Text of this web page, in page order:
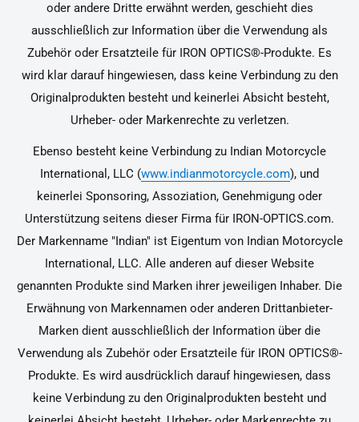
oder andere Dritte erwähnt werden, geschieht dies
ausschließlich zur Information über die Verwendung als
Zubehör oder Ersatzteile für IRON OPTICS®-Produkte. Es
wird klar darauf hingewiesen, dass keine Verbindung zu den
Originalprodukten besteht und keinerlei Absicht besteht,
Urheber- oder Markenrechte zu verletzen.
Ebenso besteht keine Verbindung zu Indian Motorcycle
International, LLC (www.indianmotorcycle.com), und
keinerlei Sponsoring, Assoziation, Genehmigung oder
Unterstützung seitens dieser Firma für IRON-OPTICS.com.
Der Markenname "Indian" ist Eigentum von Indian Motorcycle
International, LLC. Alle anderen auf dieser Website
genannten Produkte sind Marken ihrer jeweiligen Inhaber. Die
Erwähnung von Markennamen oder anderen Drittanbieter-
Marken dient ausschließlich der Information über die
Verwendung als Zubehör oder Ersatzteile für IRON OPTICS®-
Produkte. Es wird ausdrücklich darauf hingewiesen, dass
keine Verbindung zu den Originalprodukten besteht und